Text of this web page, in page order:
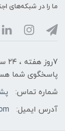
ما را در شبکه‌های
پاسخگوی شما
شماره تماس:
آدرس ایمیل: